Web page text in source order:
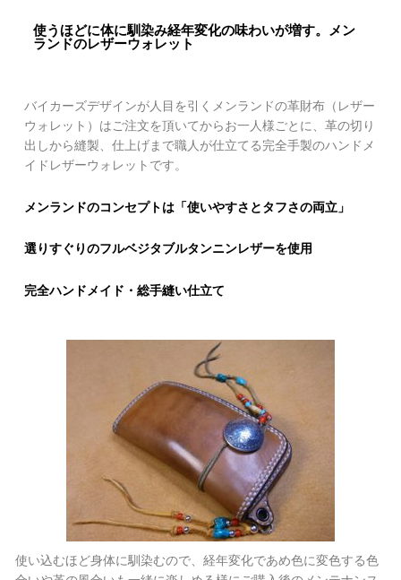
使うほどに体に馴染み経年変化の味わいが増す。メン
ランドのレザーウォレット
バイカーズデザインが人目を引くメンランドの革財布（レザー
ウォレット）はご注文を頂いてからお一人様ごとに、革の切り
出しから縫製、仕上げまで職人が仕立てる完全手製のハンドメ
イドレザーウォレットです。
メンランドのコンセプトは「使いやすさとタフさの両立」
選りすぐりのフルベジタブルタンニンレザーを使用
完全ハンドメイド・総手縫い仕立て
使い込むほど身体に馴染むので、経年変化であめ色に変色する色